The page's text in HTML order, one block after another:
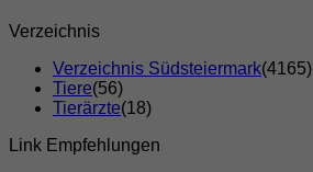
Verzeichnis
Verzeichnis Südsteiermark(4165)
Tiere(56)
Tierärzte(18)
Link Empfehlungen